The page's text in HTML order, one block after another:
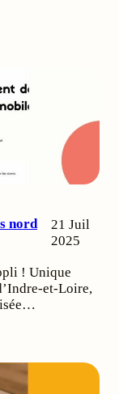
nord
21 Juil
2025
! Unique
et-Loire,